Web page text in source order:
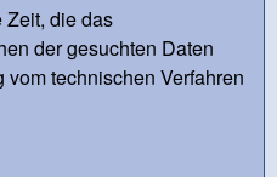
Zeit, die das
der gesuchten Daten
technischen Verfahren